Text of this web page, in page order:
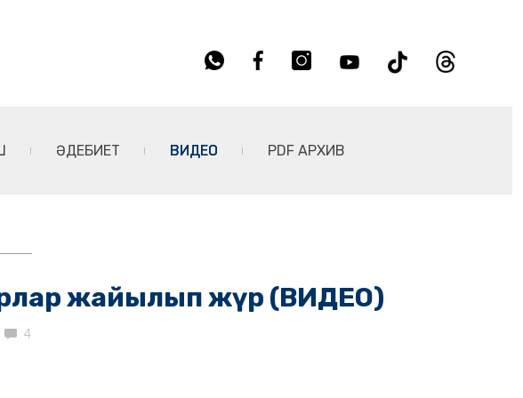
ӘДЕБИЕТ ВИДЕО PDF АРХИВ
жайылып жүр (ВИДЕО)
4